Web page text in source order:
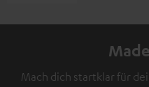
Mach dich startklar für